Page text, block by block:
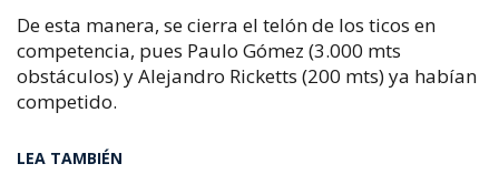
De esta manera, se cierra el telón de los ticos en
competencia, pues Paulo Gómez (3.000 mts
obstáculos) y Alejandro Ricketts (200 mts) ya habían
competido.
LEA TAMBIÉN